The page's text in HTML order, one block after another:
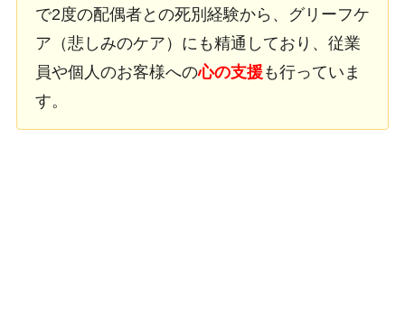
で2度の配偶者との死別経験から、グリーフケ
ア（悲しみのケア）にも精通しており、従業
員や個人のお客様への心の支援も行っていま
す。